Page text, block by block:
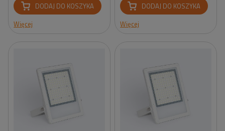
DODAJ DO KOSZYKA
Więcej
DODAJ DO KOSZYKA
Więcej